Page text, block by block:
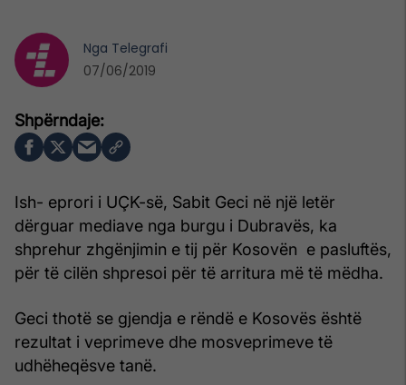
Ish- eprori i UÇK-së, Sabit Geci në një letër
dërguar mediave nga burgu i Dubravës, ka
shprehur zhgënjimin e tij për Kosovën e pasluftës,
për të cilën shpresoi për të arritura më të mëdha.
Geci thotë se gjendja e rëndë e Kosovës është
rezultat i veprimeve dhe mosveprimeve të
udhëheqësve tanë.
Nga Telegrafi
07/06/2019